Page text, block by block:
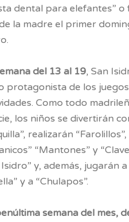
dental para elefantes” o
la madre el primer
del 13 al 19, San
protagonista de los
Como todo
los niños se divertirán
realizarán “Farolillos”,
“Mantones” y
y, además, jugarán a
y a “Chulapos”.
semana del mes,